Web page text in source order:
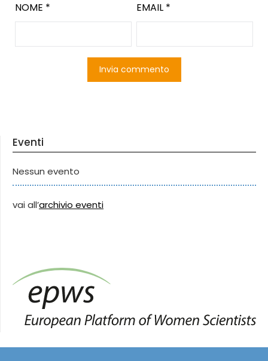
NOME * EMAIL *
Eventi
Nessun evento
vai all’archivio eventi